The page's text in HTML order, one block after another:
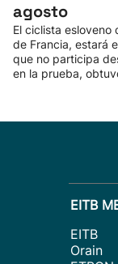
agosto
El ciclista esloveno
de Francia, estará
que no participa
en la prueba,
EITB
EITB
Orain